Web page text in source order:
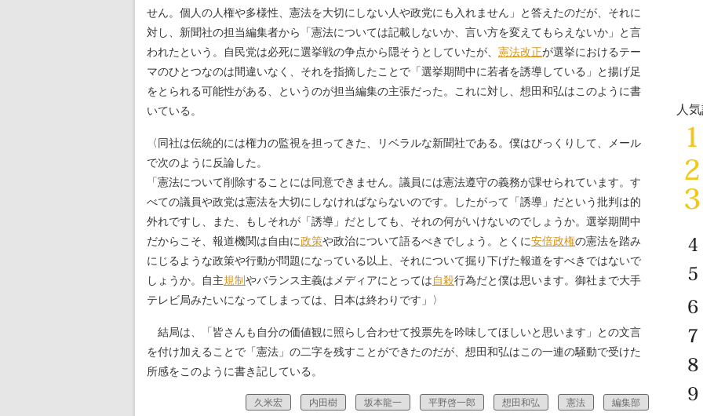
せん。個人の人権や多様性、憲法を大切にしない人や政党にも入れません」と答えたのだが、それに
対し、新聞社の担当編集者から「憲法については記載しないか、言い方を変えてもらえないか」と言
われたという。自民党は必死に選挙戦の争点から隠そうとしていたが、 憲法改正が選挙におけるテー
マのひとつなのは間違いなく、それを指摘したことで「選挙期間中に若者を誘導している」と揚げ足
をとられる可能性がある、というのが担当編集の主張だった。これに対し、想田和弘はこのように書
いている。
〈同社は伝統的には権力の監視を担ってきた、リベラルな新聞社である。僕はびっくりして、メール
で次のように反論した。
「憲法について削除することには同意できません。議員には憲法遵守の義務が課せられています。す
べての議員や政党は憲法を大切にしなければならないのです。したがって「誘導」だという批判は的
外れですし、また、もしそれが「誘導」だとしても、それの何がいけないのでしょうか。選挙期間中
だからこそ、報道機関は自由に政策や政治について語るべきでしょう。とくに安倍政権の憲法を踏み
にじるような政策や行動が問題になっている以上、それについて掘り下げた報道をすべきではないで
しょうか。自主規制やバランス主義はメディアにとっては自殺行為だと僕は思います。御社まで大手
テレビ局みたいになってしまっては、日本は終わりです」〉
結局は、「皆さんも自分の価値観に照らし合わせて投票先を吟味してほしいと思います」との文言
を付け加えることで「憲法」の二字を残すことができたのだが、想田和弘はこの一連の騒動で受けた
所感をこのように書き記している。
久米宏 内田樹 坂本龍一 平野啓一郎 想田和弘 憲法 編集部
人